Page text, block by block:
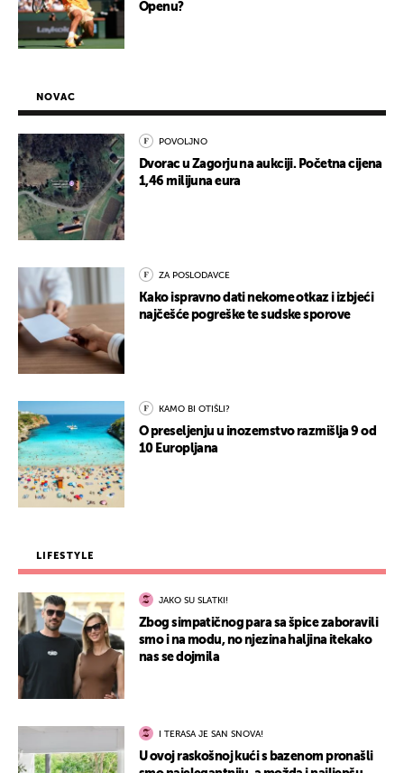
Openu?
NOVAC
POVOLJNO
Dvorac u Zagorju na aukciji. Početna cijena
1,46 milijuna eura
ZA POSLODAVCE
Kako ispravno dati nekome otkaz i izbjeći
najčešće pogreške te sudske sporove
KAMO BI OTIŠLI?
O preseljenju u inozemstvo razmišlja 9 od
10 Europljana
LIFESTYLE
JAKO SU SLATKI!
Zbog simpatičnog para sa špice zaboravili
smo i na modu, no njezina haljina itekako
nas se dojmila
I TERASA JE SAN SNOVA!
U ovoj raskošnoj kući s bazenom pronašli